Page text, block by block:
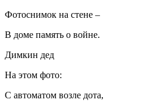
Фотоснимок на стене –
В доме память о войне.
Димкин дед
На этом фото:
С автоматом возле дота,